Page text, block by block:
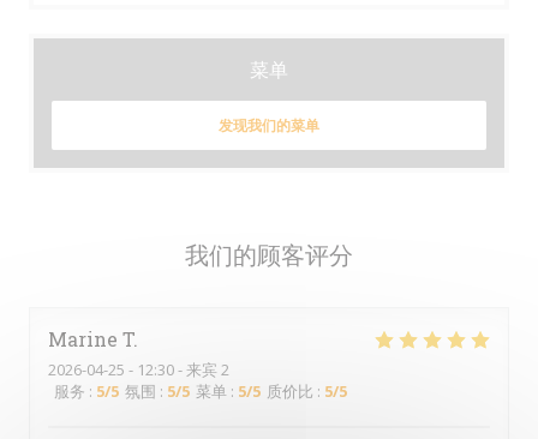
我们的顾客评分
Marine T
2026-04-25 - 12:30 - 来宾 2
服务 : 5/5 氛围 : 5/5 菜单 : 5/5 质价比 : 5/5
菜单
发现我们的菜单